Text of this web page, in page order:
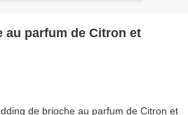
au parfum de Citron et